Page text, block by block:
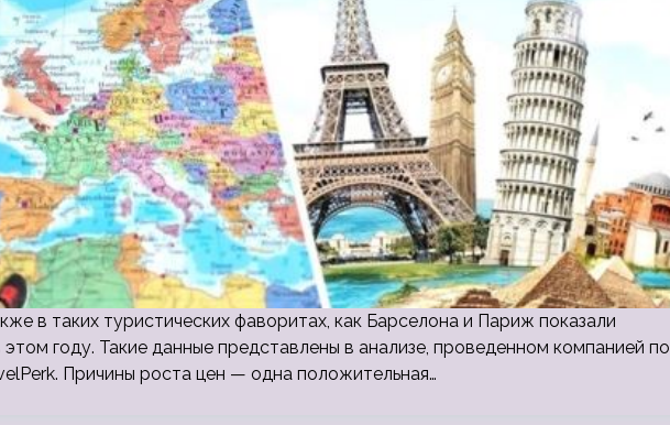
в таких туристических фаворитах, как Барселона и Париж показали
году. Такие данные представлены в анализе, проведенном компанией по
Причины роста цен — одна положительная…